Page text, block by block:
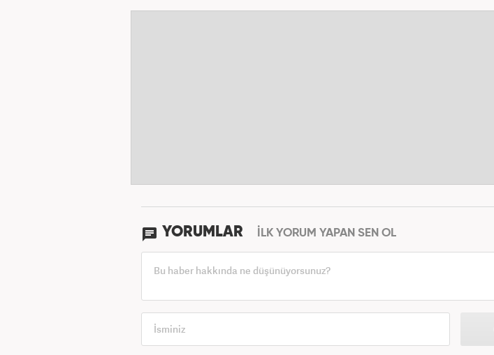
YORUMLAR İLK YORUM YAPAN SEN OL